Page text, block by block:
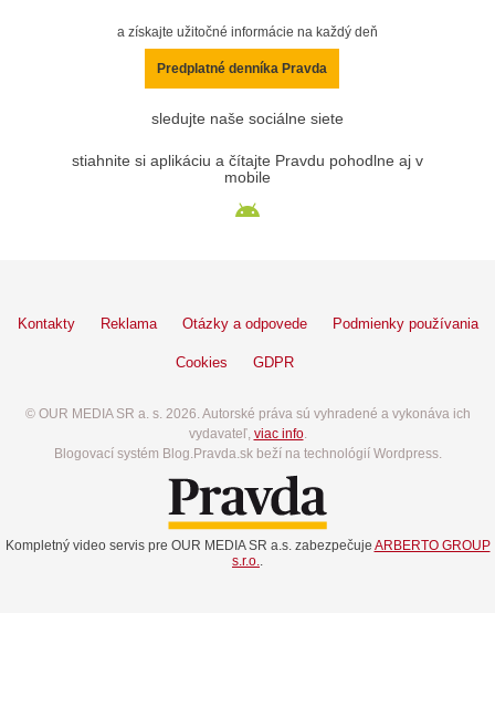
a získajte užitočné informácie na každý deň
Predplatné denníka Pravda
sledujte naše sociálne siete
stiahnite si aplikáciu a čítajte Pravdu pohodlne aj v
mobile
Kontakty Reklama Otázky a odpovede Podmienky používania
Cookies GDPR
© OUR MEDIA SR a. s. 2026. Autorské práva sú vyhradené a vykonáva ich
vydavateľ, viac info.
Blogovací systém Blog.Pravda.sk beží na technológií Wordpress.
Kompletný video servis pre OUR MEDIA SR a.s. zabezpečuje ARBERTO GROUP
s.r.o..